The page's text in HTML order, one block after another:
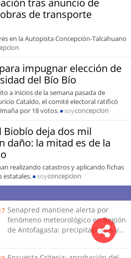
tras anuncio de
de transporte
en la Autopista Concepción-Talcahuano
impugnar elección de
del Bío Bío
a inicios de la semana pasada de
Cataldo, el comité electoral ratificó
por 18 votos.
soyconcepcion
deja dos mil
daño: la mitad es de la
realizando catastros y aplicando fichas
estatales.
soyconcepcion
Senapred mantiene alerta por
fenómeno meteorológico en Región
de Antofagasta: precipitaciones y